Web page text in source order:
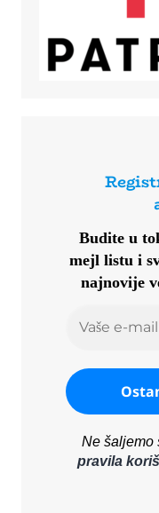
Budite u
mejl listu i
najnovije
Ne šaljemo
pravila